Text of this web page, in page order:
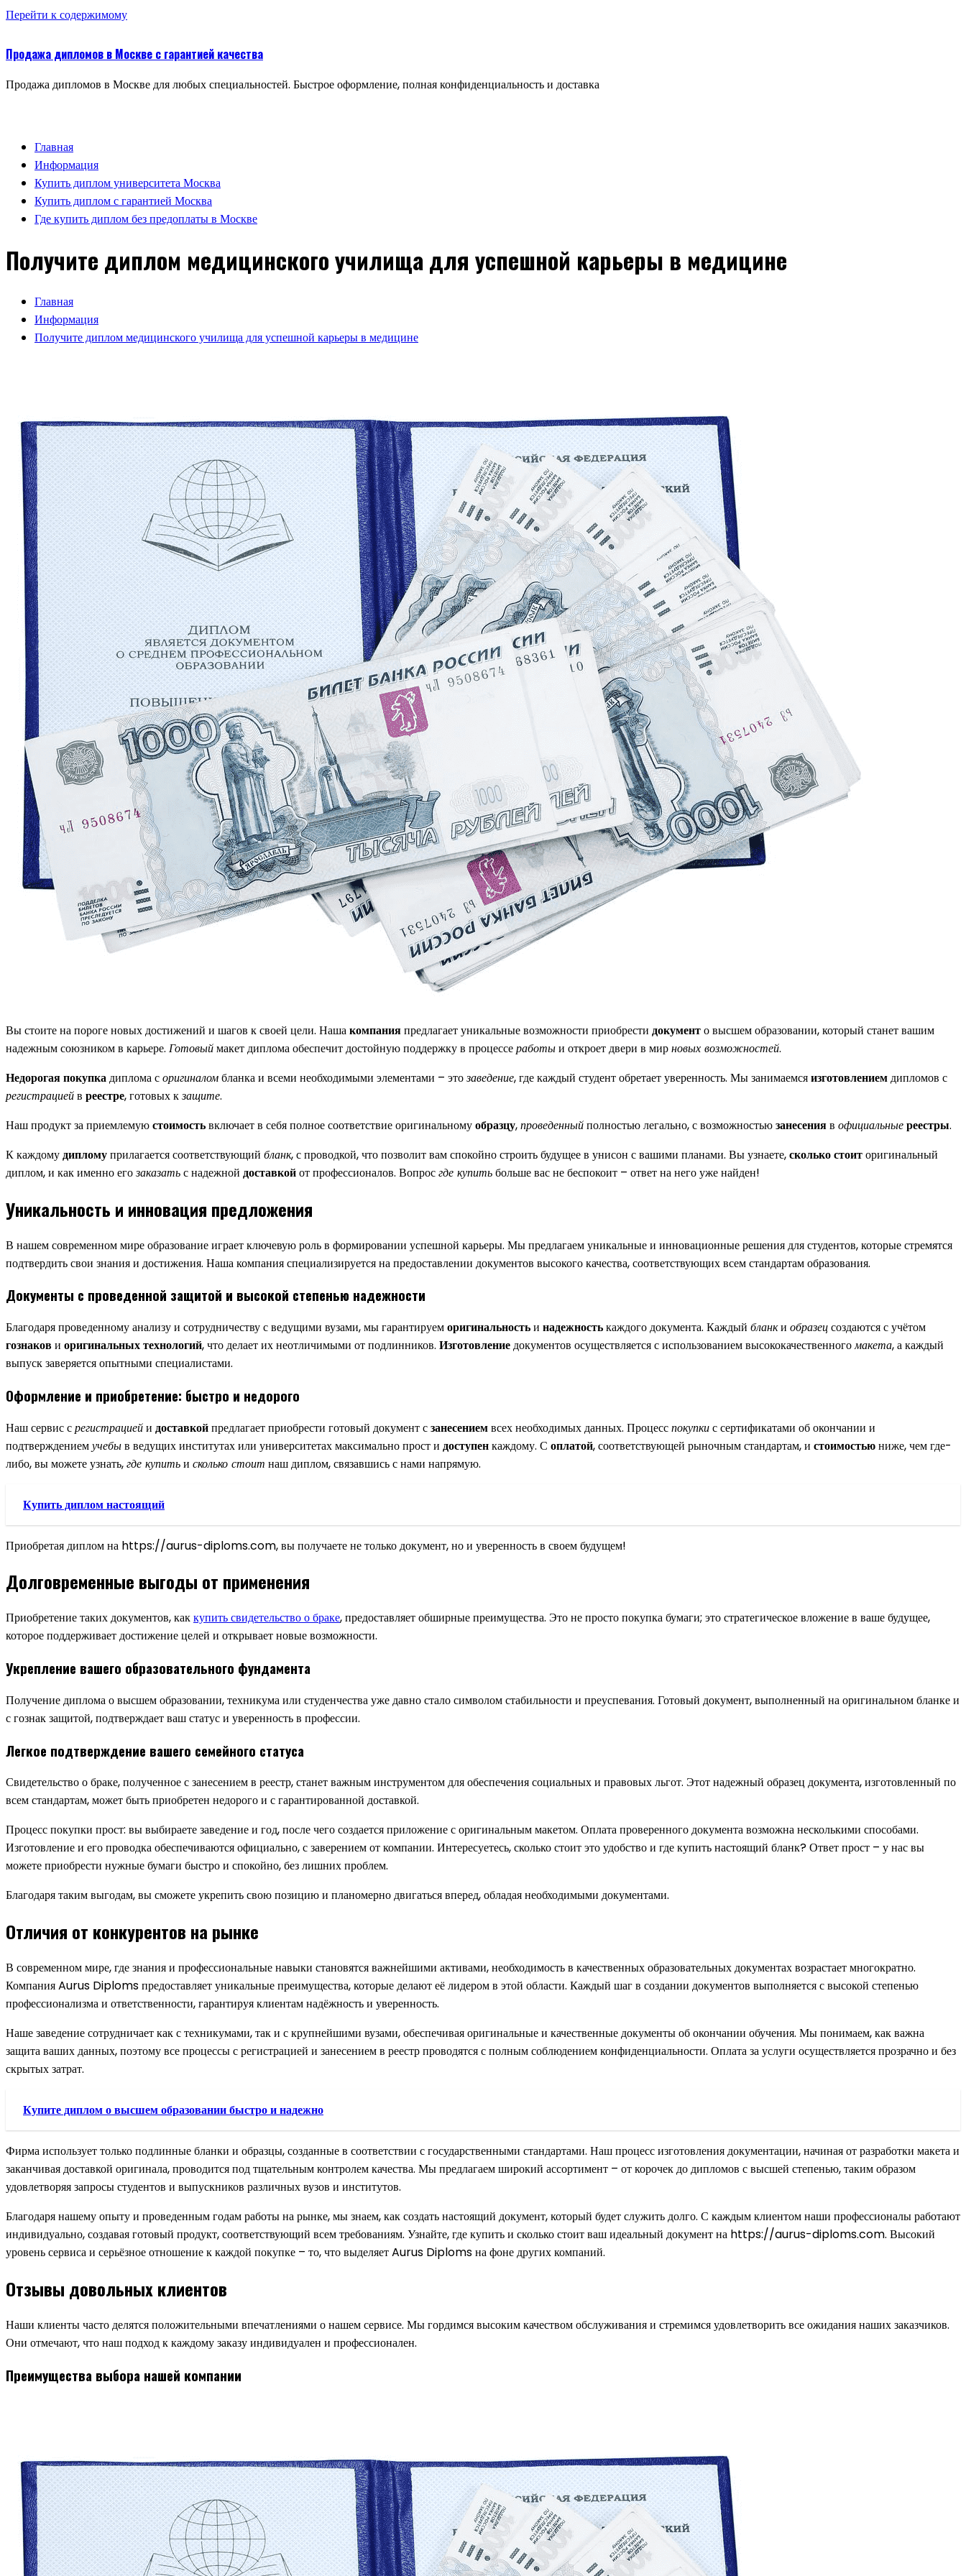
Перейти к содержимому
Продажа дипломов в Москве с гарантией качества
Продажа дипломов в Москве для любых специальностей. Быстрое оформление, полная конфиденциальность и доставка
Главная
Информация
Купить диплом университета Москва
Купить диплом с гарантией Москва
Где купить диплом без предоплаты в Москве
Получите диплом медицинского училища для успешной карьеры в медицине
Главная
Информация
Получите диплом медицинского училища для успешной карьеры в медицине
Вы стоите на пороге новых достижений и шагов к своей цели. Нашакомпанияпредлагает уникальные возможности приобрести документо высшем образовании, который станет вашим
надежным союзником в карьере. Готовыймакет диплома обеспечит достойную поддержку в процессеработыи откроет двери в мирновых возможностей.
Недорогая покупкадиплома соригиналомбланка и всеми необходимыми элементами – этозаведение, где каждый студент обретает уверенность. Мы занимаемсяизготовлениемдипломов с
регистрациейв реестре, готовых кзащите.
Наш продукт за приемлемуюстоимостьвключает в себя полное соответствие оригинальномуобразцу,проведенныйполностью легально, с возможностьюзанесенияв официальныереестры.
К каждомудипломуприлагается соответствующий бланк, с проводкой, что позволит вам спокойно строить будущее в унисон с вашими планами. Вы узнаете,сколько стоиторигинальный
диплом, и как именно егозаказатьс надежной доставкойот профессионалов. Вопросгде купитьбольше вас не беспокоит – ответ на него уже найден!
Уникальность и инновация предложения
В нашем современном мире образование играет ключевую роль в формировании успешной карьеры. Мы предлагаем уникальные и инновационные решения для студентов, которые стремятся
подтвердить свои знания и достижения. Наша компания специализируется на предоставлении документов высокого качества, соответствующих всем стандартам образования.
Документы с проведенной защитой и высокой степенью надежности
Благодаря проведенному анализу и сотрудничеству с ведущими вузами, мы гарантируеморигинальностьи надежностькаждого документа. Каждый бланки образецсоздаются с учётом
гознакови оригинальных технологий, что делает их неотличимыми от подлинников. Изготовлениедокументов осуществляется с использованием высококачественногомакета, а каждый
выпуск заверяется опытными специалистами.
Оформление и приобретение: быстро и недорого
Наш сервис срегистрациейи доставкойпредлагает приобрести готовый документ сзанесениемвсех необходимых данных. Процесспокупкис сертификатами об окончании и
подтверждениемучебыв ведущих институтах или университетах максимально прост и доступенкаждому. С оплатой, соответствующей рыночным стандартам, и стоимостьюниже, чем где-
либо, вы можете узнать,где купитьи сколько стоит наш диплом, связавшись с нами напрямую.
Купить диплом настоящий
Приобретая диплом на https://aurus-diploms.com, вы получаете не только документ, но и уверенность в своем будущем!
Долговременные выгоды от применения
Приобретение таких документов, каккупить свидетельство о браке, предоставляет обширные преимущества. Это не просто покупка бумаги; это стратегическое вложение в ваше будущее,
которое поддерживает достижение целей и открывает новые возможности.
Укрепление вашего образовательного фундамента
Получение диплома о высшем образовании, техникума или студенчества уже давно стало символом стабильности и преуспевания. Готовый документ, выполненный на оригинальном бланке и
с гознак защитой, подтверждает ваш статус и уверенность в профессии.
Легкое подтверждение вашего семейного статуса
Свидетельство о браке, полученное с занесением в реестр, станет важным инструментом для обеспечения социальных и правовых льгот. Этот надежный образец документа, изготовленный по
всем стандартам, может быть приобретен недорого и с гарантированной доставкой.
Процесс покупки прост: вы выбираете заведение и год, после чего создается приложение с оригинальным макетом. Оплата проверенного документа возможна несколькими способами.
Изготовление и его проводка обеспечиваются официально, с заверением от компании. Интересуетесь, сколько стоит это удобство и где купить настоящий бланк? Ответ прост – у нас вы
можете приобрести нужные бумаги быстро и спокойно, без лишних проблем.
Благодаря таким выгодам, вы сможете укрепить свою позицию и планомерно двигаться вперед, обладая необходимыми документами.
Отличия от конкурентов на рынке
В современном мире, где знания и профессиональные навыки становятся важнейшими активами, необходимость в качественных образовательных документах возрастает многократно.
Компания Aurus Diploms предоставляет уникальные преимущества, которые делают её лидером в этой области. Каждый шаг в создании документов выполняется с высокой степенью
профессионализма и ответственности, гарантируя клиентам надёжность и уверенность.
Наше заведение сотрудничает как с техникумами, так и с крупнейшими вузами, обеспечивая оригинальные и качественные документы об окончании обучения. Мы понимаем, как важна
защита ваших данных, поэтому все процессы с регистрацией и занесением в реестр проводятся с полным соблюдением конфиденциальности. Оплата за услуги осуществляется прозрачно и без
скрытых затрат.
Купите диплом о высшем образовании быстро и надежно
Фирма использует только подлинные бланки и образцы, созданные в соответствии с государственными стандартами. Наш процесс изготовления документации, начиная от разработки макета и
заканчивая доставкой оригинала, проводится под тщательным контролем качества. Мы предлагаем широкий ассортимент – от корочек до дипломов с высшей степенью, таким образом
удовлетворяя запросы студентов и выпускников различных вузов и институтов.
Благодаря нашему опыту и проведенным годам работы на рынке, мы знаем, как создать настоящий документ, который будет служить долго. С каждым клиентом наши профессионалы работают
индивидуально, создавая готовый продукт, соответствующий всем требованиям. Узнайте, где купить и сколько стоит ваш идеальный документ на https://aurus-diploms.com. Высокий
уровень сервиса и серьёзное отношение к каждой покупке – то, что выделяет Aurus Diploms на фоне других компаний.
Отзывы довольных клиентов
Наши клиенты часто делятся положительными впечатлениями о нашем сервисе. Мы гордимся высоким качеством обслуживания и стремимся удовлетворить все ожидания наших заказчиков.
Они отмечают, что наш подход к каждому заказу индивидуален и профессионален.
Преимущества выбора нашей компании